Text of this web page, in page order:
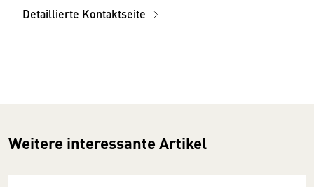
Detaillierte Kontaktseite
Weitere interessante Artikel